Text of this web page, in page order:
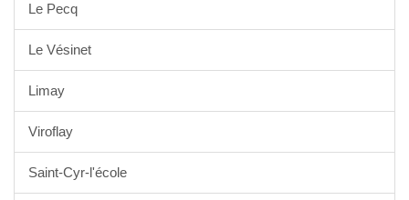
Le Pecq
Le Vésinet
Limay
Viroflay
Saint-Cyr-l'école